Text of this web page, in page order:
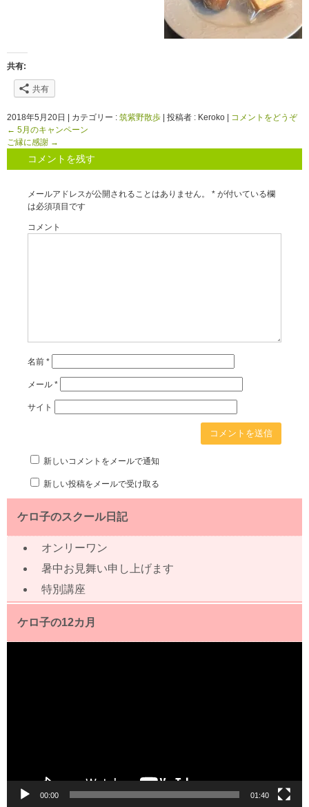
共有:
共有
2018年5月20日 | カテゴリー : 筑紫野散歩 | 投稿者 : Keroko | コメントをどうぞ
← 5月のキャンペーン
ご縁に感謝 →
コメントを残す
メールアドレスが公開されることはありません。 * が付いている欄
は必須項目です
コメント
名前 *
メール *
サイト
新しいコメントをメールで通知
新しい投稿をメールで受け取る
ケロ子のスクール日記
オンリーワン
暑中お見舞い申し上げます
特別講座
ケロ子の12カ月
00:00 01:40